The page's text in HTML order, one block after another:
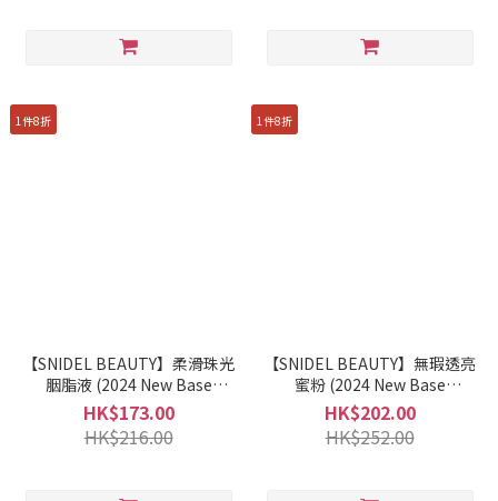
1件8折
【SNIDEL BEAUTY】柔滑珠光
胭脂液 (2024 New Base
Makeup)
HK$173.00
HK$216.00
1件8折
【SNIDEL BEAUTY】無瑕透亮
蜜粉 (2024 New Base
Makeup)
HK$202.00
HK$252.00